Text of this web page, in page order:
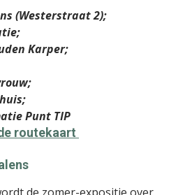
(Westerstraat 2);
Karper;
Punt TIP
routekaart